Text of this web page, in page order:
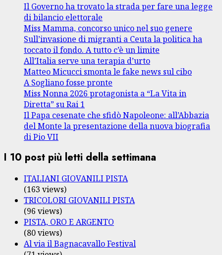
Il Governo ha trovato la strada per fare una legge
di bilancio elettorale
Miss Mamma, concorso unico nel suo genere
Sull’invasione di migranti a Ceuta la politica ha
toccato il fondo. A tutto c’è un limite
All’Italia serve una terapia d’urto
Matteo Micucci smonta le fake news sul cibo
A Sogliano fosse pronte
Miss Nonna 2026 protagonista a “La Vita in
Diretta” su Rai 1
Il Papa cesenate che sfidò Napoleone: all’Abbazia
del Monte la presentazione della nuova biografia
di Pio VII
I 10 post più letti della settimana
ITALIANI GIOVANILI PISTA
(163 views)
TRICOLORI GIOVANILI PISTA
(96 views)
PISTA, ORO E ARGENTO
(80 views)
Al via il Bagnacavallo Festival